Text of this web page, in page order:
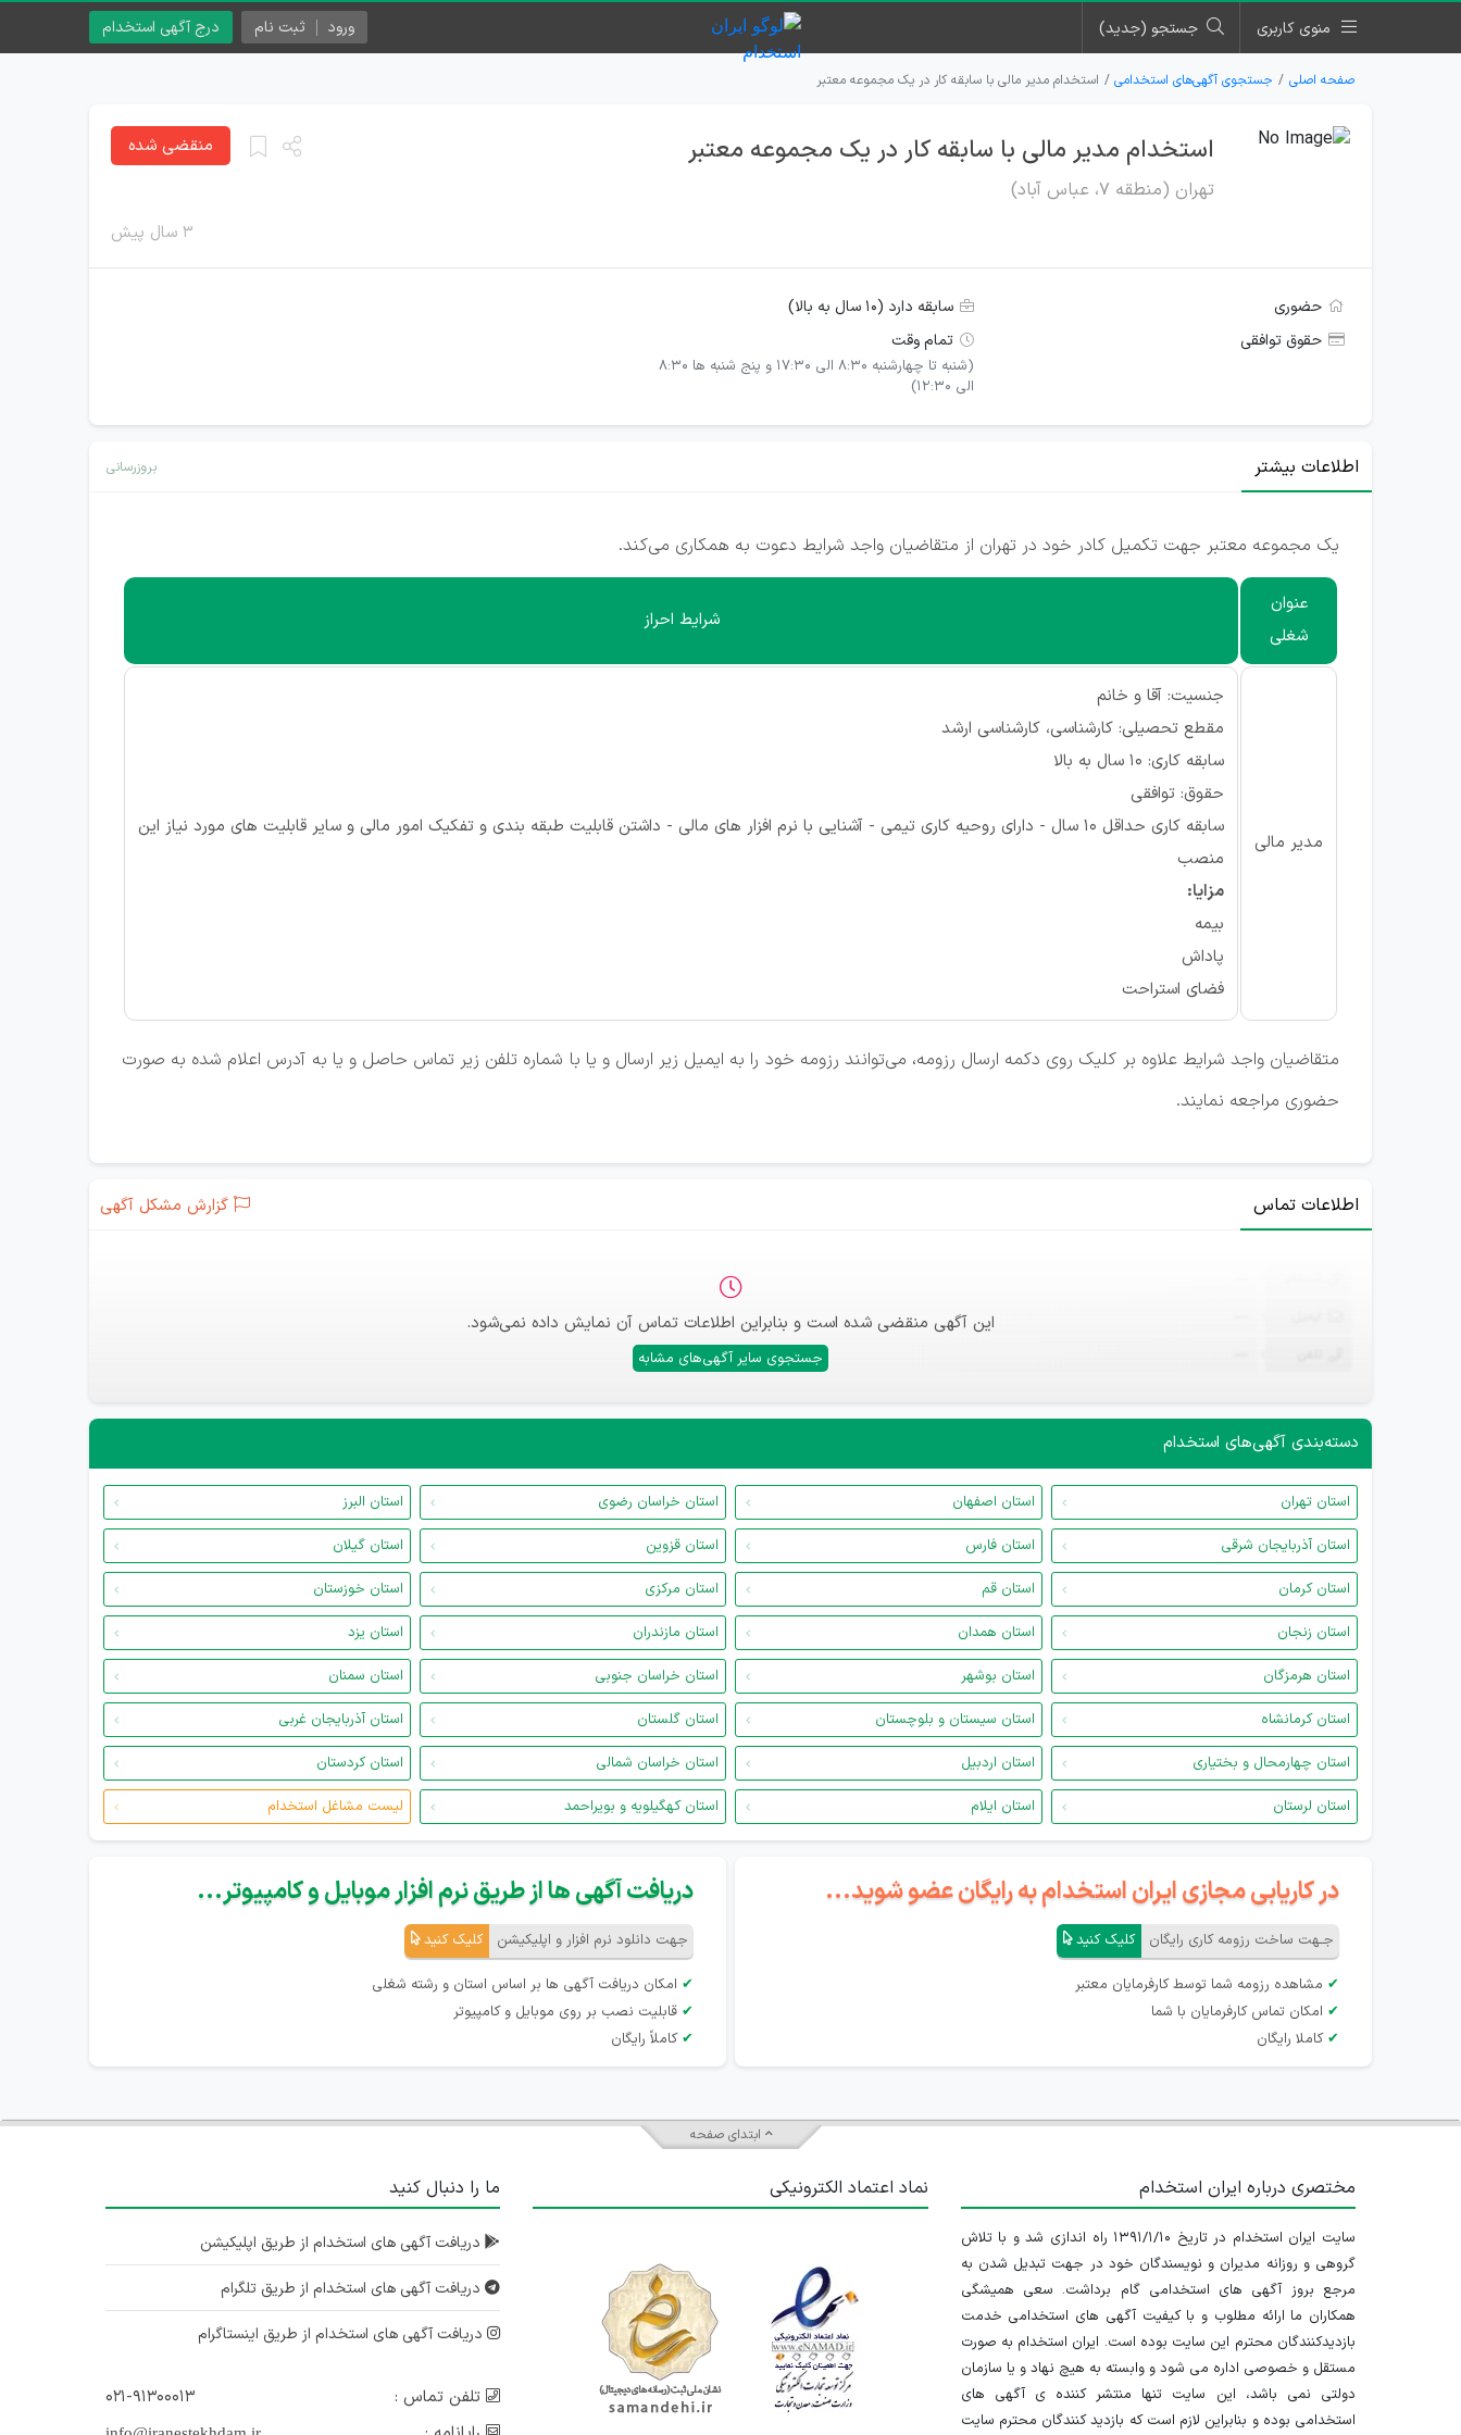
منوی کاربری جستجو (جدید) درج آگهی استخدام ورود ثبت نام
صفحه اصلی جستجوی آگهی‌های استخدامی استخدام مدیر مالی با سابقه کار در یک مجموعه معتبر
استخدام مدیر مالی با سابقه کار در یک مجموعه معتبر
تهران (منطقه ۷، عباس آباد)
۳ سال پیش
منقضی شده
حضوری
سابقه دارد (۱۰ سال به بالا)
حقوق توافقی
تمام وقت
(شنبه تا چهارشنبه 8:30 الی 17:30 و پنج شنبه ها 8:30
الی 12:30)
اطلاعات بیشتر بروزرسانی
یک مجموعه معتبر جهت تکمیل کادر خود در تهران از متقاضیان واجد شرایط دعوت به همکاری می‌کند.
عنوان
شغلی
شرایط احراز
مدیر مالی
جنسیت: آقا و خانم
مقطع تحصیلی: کارشناسی، کارشناسی ارشد
سابقه کاری: ۱۰ سال به بالا
حقوق: توافقی
سابقه کاری حداقل 10 سال - دارای روحیه کاری تیمی - آشنایی با نرم افزار های مالی - داشتن قابلیت طبقه بندی و تفکیک امور مالی و سایر قابلیت های مورد نیاز این
منصب
مزایا:
بیمه
پاداش
فضای استراحت
متقاضیان واجد شرایط علاوه بر کلیک روی دکمه ارسال رزومه، می‌توانند رزومه خود را به ایمیل زیر ارسال و یا با شماره تلفن زیر تماس حاصل و یا به آدرس اعلام شده به صورت
حضوری مراجعه نمایند.
اطلاعات تماس گزارش مشکل آگهی
این آگهی منقضی شده است و بنابراین اطلاعات تماس آن نمایش داده نمی‌شود.
جستجوی سایر آگهی‌های مشابه
دسته‌بندی آگهی‌های استخدام
استان تهران استان اصفهان استان خراسان رضوی
استان البرز
استان آذربایجان شرقی
استان فارس استان قزوین
استان گیلان
استان کرمان
استان قم استان مرکزی
استان خوزستان
استان زنجان
استان همدان استان مازندران
استان یزد
استان هرمزگان
استان بوشهر استان خراسان جنوبی
استان سمنان
استان کرمانشاه
استان سیستان و بلوچستان استان گلستان
استان آذربایجان غربی
استان چهارمحال و بختیاری
استان اردبیل استان خراسان شمالی
استان کردستان
استان لرستان
استان ایلام استان کهگیلویه و بویراحمد لیست مشاغل استخدام
در کاریابی مجازی ایران استخدام به رایگان عضو شوید...
جـهت ساخت رزومه کاری رایگان کلیک کنید
✔ مشاهده رزومه شما توسط کارفرمایان معتبر
✔ امکان تماس کارفرمایان با شما
✔ کاملا رایگان
دریافت آگهی ها از طریق نرم افزار موبایل و کامپیوتر...
جهت دانلود نرم افزار و اپلیکیشن کلیک کنید
✔ امکان دریافت آگهی ها بر اساس استان و رشته شغلی
✔ قابلیت نصب بر روی موبایل و کامپیوتر
✔ کاملاً رایگان
ابتدای صفحه
مختصری درباره ایران استخدام
سایت ایران استخدام در تاریخ ۱۳۹۱/۱/۱۰ راه اندازی شد و با تلاش
گروهی و روزانه مدیران و نویسندگان خود در جهت تبدیل شدن به
مرجع بروز آگهی های استخدامی گام برداشت. سعی همیشگی
همکاران ما ارائه مطلوب و با کیفیت آگهی های استخدامی خدمت
بازدیدکنندگان محترم این سایت بوده است. ایران استخدام به صورت
مستقل و خصوصی اداره می شود و وابسته به هیچ نهاد و یا سازمان
دولتی نمی باشد، این سایت تنها منتشر کننده ی آگهی های
استخدامی بوده و بنابراین لازم است که بازدید کنندگان محترم سایت
نماد اعتماد الکترونیکی ما را دنبال کنید
دریافت آگهی های استخدام از طریق اپلیکیشن
دریافت آگهی های استخدام از طریق تلگرام
دریافت آگهی های استخدام از طریق اینستاگرام
تلفن تماس :
۰۲۱-۹۱۳۰۰۰۱۳